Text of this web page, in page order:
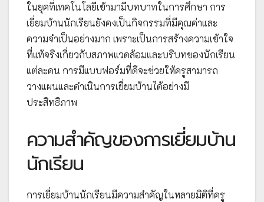
ในยุคที่เทคโนโลยีเข้ามามีบทบาทในการศึกษา การ
เยี่ยมบ้านนักเรียนยังคงเป็นกิจกรรมที่มีคุณค่าและ
ความจำเป็นอย่างมาก เพราะเป็นการสร้างความเข้าใจ
ที่แท้จริงเกี่ยวกับสภาพแวดล้อมและบริบทของนักเรียน
แต่ละคน การมีแบบฟอร์มที่ดีจะช่วยให้ครูสามารถ
วางแผนและดำเนินการเยี่ยมบ้านได้อย่างมี
ประสิทธิภาพ
ความสำคัญของการเยี่ยมบ้าน
นักเรียน
การเยี่ยมบ้านนักเรียนมีความสำคัญในหลายมิติที่ครู